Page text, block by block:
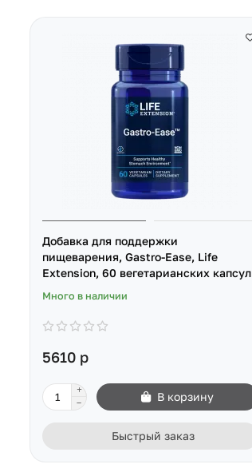
Добавка для поддержки
пищеварения, Gastro-Ease, Life
Extension, 60 вегетарианских капсул
Много в наличии
5610 р
В корзину
Быстрый заказ